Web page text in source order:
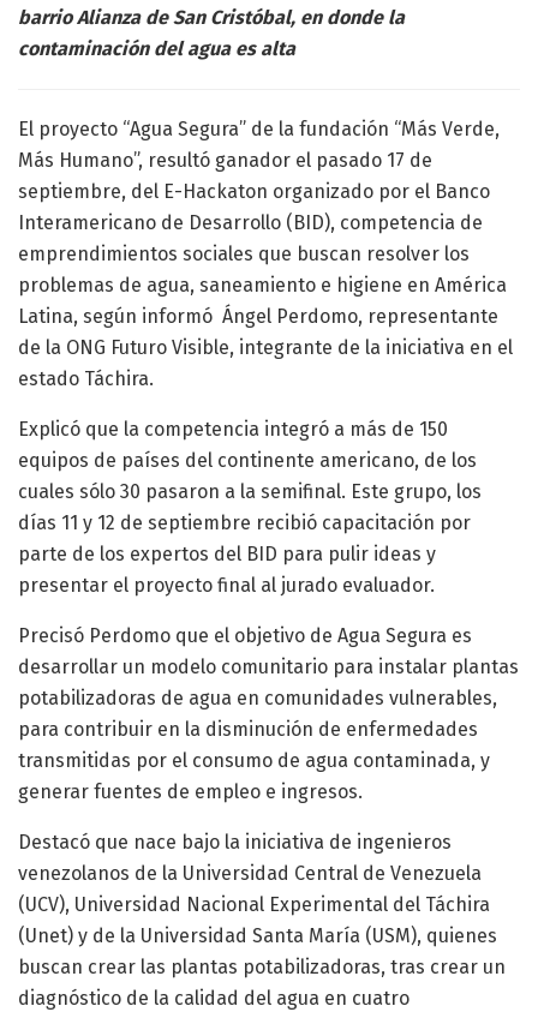
barrio Alianza de San Cristóbal, en donde la
contaminación del agua es alta
El proyecto “Agua Segura” de la fundación “Más Verde,
Más Humano”, resultó ganador el pasado 17 de
septiembre, del E-Hackaton organizado por el Banco
Interamericano de Desarrollo (BID), competencia de
emprendimientos sociales que buscan resolver los
problemas de agua, saneamiento e higiene en América
Latina, según informó Ángel Perdomo, representante
de la ONG Futuro Visible, integrante de la iniciativa en el
estado Táchira.
Explicó que la competencia integró a más de 150
equipos de países del continente americano, de los
cuales sólo 30 pasaron a la semifinal. Este grupo, los
días 11 y 12 de septiembre recibió capacitación por
parte de los expertos del BID para pulir ideas y
presentar el proyecto final al jurado evaluador.
Precisó Perdomo que el objetivo de Agua Segura es
desarrollar un modelo comunitario para instalar plantas
potabilizadoras de agua en comunidades vulnerables,
para contribuir en la disminución de enfermedades
transmitidas por el consumo de agua contaminada, y
generar fuentes de empleo e ingresos.
Destacó que nace bajo la iniciativa de ingenieros
venezolanos de la Universidad Central de Venezuela
(UCV), Universidad Nacional Experimental del Táchira
(Unet) y de la Universidad Santa María (USM), quienes
buscan crear las plantas potabilizadoras, tras crear un
diagnóstico de la calidad del agua en cuatro